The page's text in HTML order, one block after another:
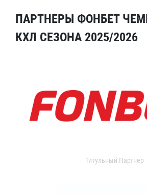
ПАРТНЕРЫ ФОНБЕТ
КХЛ СЕЗОНА 2025/2026
Титульный Партнер